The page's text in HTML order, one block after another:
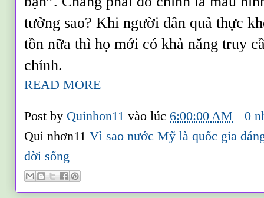
tưởng sao? Khi người dân quả thực
tồn nữa thì họ mới có khả năng truy
chính.
READ MORE
Post by Quinhon11vào lúc 6:00:00 AM
0
Qui nhơn11Vì sao nước Mỹ là quốc gia
đời sống